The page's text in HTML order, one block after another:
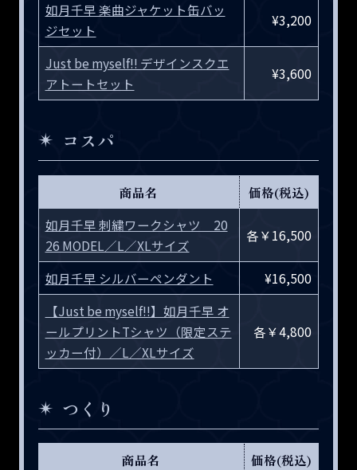
如月千早 楽曲ジャケット缶バッ
ジセット
¥3,200
Just be myself!! デザインスクエ
アトートセット
¥3,600
コスパ
商品名
価格(税込)
如月千早 刺繍ワークシャツ 20
26 MODEL／L／XLサイズ
各￥16,500
如月千早 シルバーペンダント
¥16,500
【Just be myself!!】如月千早 オ
ールプリントTシャツ（限定ステ
ッカー付）／L／XLサイズ
各￥4,800
つくり
商品名
価格(税込)